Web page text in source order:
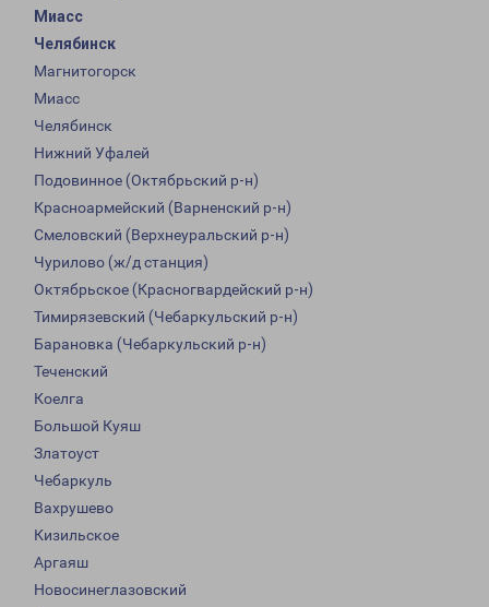
Миасс
Челябинск
Магнитогорск
Миасс
Челябинск
Нижний Уфалей
Подовинное (Октябрьский р-н)
Красноармейский (Варненский р-н)
Смеловский (Верхнеуральский р-н)
Чурилово (ж/д станция)
Октябрьское (Красногвардейский р-н)
Тимирязевский (Чебаркульский р-н)
Барановка (Чебаркульский р-н)
Теченский
Коелга
Большой Куяш
Златоуст
Чебаркуль
Вахрушево
Кизильское
Аргаяш
Новосинеглазовский